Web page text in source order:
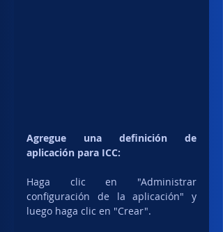
Agregue una definición de
aplicación para ICC:
Haga clic en "Administrar
configuración de la aplicación" y
luego haga clic en "Crear".